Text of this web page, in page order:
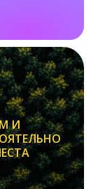
И